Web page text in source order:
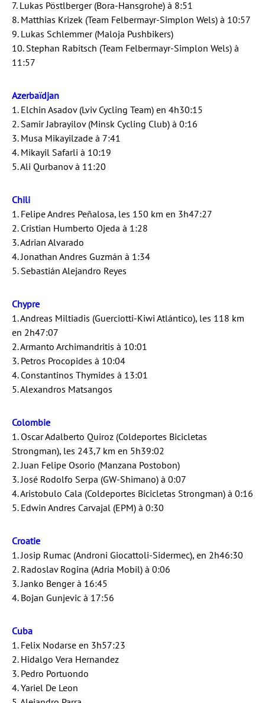
7. Lukas Pöstlberger (Bora-Hansgrohe) à 8:51
8. Matthias Krizek (Team Felbermayr-Simplon Wels) à 10:57
9. Lukas Schlemmer (Maloja Pushbikers)
10. Stephan Rabitsch (Team Felbermayr-Simplon Wels) à
11:57
Azerbaïdjan
1. Elchin Asadov (Lviv Cycling Team) en 4h30:15
2. Samir Jabrayilov (Minsk Cycling Club) à 0:16
3. Musa Mikayilzade à 7:41
4. Mikayil Safarli à 10:19
5. Ali Qurbanov à 11:20
Chili
1. Felipe Andres Peñalosa, les 150 km en 3h47:27
2. Cristian Humberto Ojeda à 1:28
3. Adrian Alvarado
4. Jonathan Andres Guzmán à 1:34
5. Sebastián Alejandro Reyes
Chypre
1. Andreas Miltiadis (Guerciotti-Kiwi Atlántico), les 118 km
en 2h47:07
2. Armanto Archimandritis à 10:01
3. Petros Procopides à 10:04
4. Constantinos Thymides à 13:01
5. Alexandros Matsangos
Colombie
1. Oscar Adalberto Quiroz (Coldeportes Bicicletas
Strongman), les 243,7 km en 5h39:02
2. Juan Felipe Osorio (Manzana Postobon)
3. José Rodolfo Serpa (GW-Shimano) à 0:07
4. Aristobulo Cala (Coldeportes Bicicletas Strongman) à 0:16
5. Edwin Andres Carvajal (EPM) à 0:30
Croatie
1. Josip Rumac (Androni Giocattoli-Sidermec), en 2h46:30
2. Radoslav Rogina (Adria Mobil) à 0:06
3. Janko Benger à 16:45
4. Bojan Gunjevic à 17:56
Cuba
1. Felix Nodarse en 3h57:23
2. Hidalgo Vera Hernandez
3. Pedro Portuondo
4. Yariel De Leon